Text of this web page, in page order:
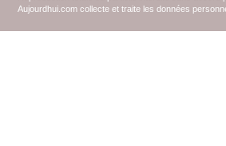
Aujourdhui.com collecte et traite les données